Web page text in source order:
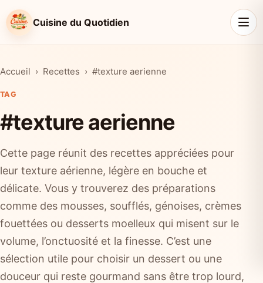
Cuisine du Quotidien
Accueil Recettes #texture aerienne
TAG
#texture aerienne
Cette page réunit des recettes appréciées pour
leur texture aérienne, légère en bouche et
délicate. Vous y trouverez des préparations
comme des mousses, soufflés, génoises, crèmes
fouettées ou desserts moelleux qui misent sur le
volume, l’onctuosité et la finesse. C’est une
sélection utile pour choisir un dessert ou une
douceur qui reste gourmand sans être trop lourd,